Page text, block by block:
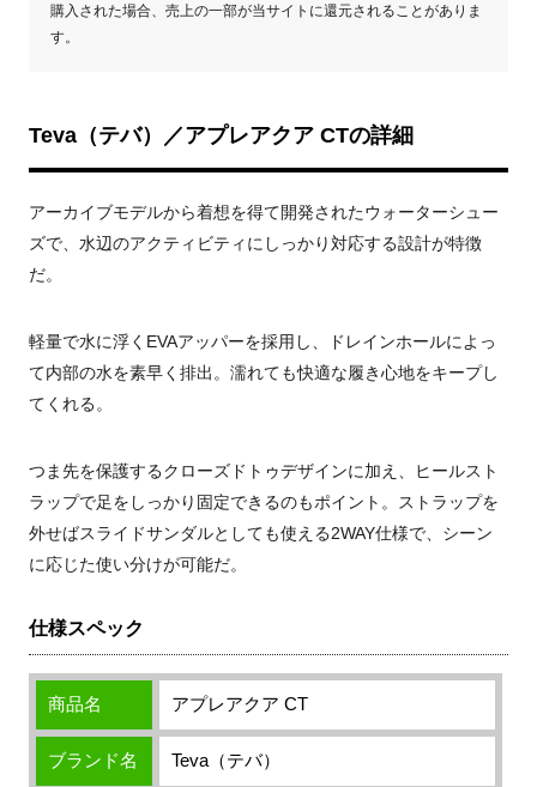
購入された場合、売上の一部が当サイトに還元されることがありま
す。
Teva（テバ）／アプレアクア CTの詳細
アーカイブモデルから着想を得て開発されたウォーターシュー
ズで、水辺のアクティビティにしっかり対応する設計が特徴
だ。
軽量で水に浮くEVAアッパーを採用し、ドレインホールによっ
て内部の水を素早く排出。濡れても快適な履き心地をキープし
てくれる。
つま先を保護するクローズドトゥデザインに加え、ヒールスト
ラップで足をしっかり固定できるのもポイント。ストラップを
外せばスライドサンダルとしても使える2WAY仕様で、シーン
に応じた使い分けが可能だ。
仕様スペック
商品名 アプレアクア CT
ブランド名 Teva（テバ）